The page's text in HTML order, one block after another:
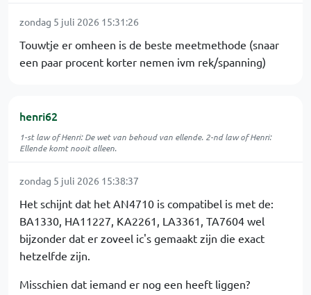
zondag 5 juli 2026 15:31:26
Touwtje er omheen is de beste meetmethode (snaar
een paar procent korter nemen ivm rek/spanning)
henri62
1-st law of Henri: De wet van behoud van ellende. 2-nd law of Henri:
Ellende komt nooit alleen.
zondag 5 juli 2026 15:38:37
Het schijnt dat het AN4710 is compatibel is met de:
BA1330, HA11227, KA2261, LA3361, TA7604 wel
bijzonder dat er zoveel ic's gemaakt zijn die exact
hetzelfde zijn.
Misschien dat iemand er nog een heeft liggen?